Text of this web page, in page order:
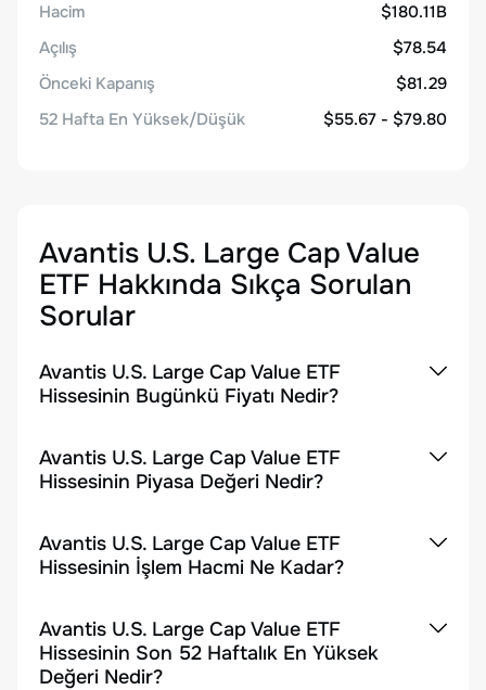
Hacim
$180.11B
Açılış
$78.54
Önceki Kapanış
$81.29
52 Hafta En Yüksek/Düşük
$55.67 - $79.80
Avantis U.S. Large Cap Value
ETF Hakkında Sıkça Sorulan
Sorular
Avantis U.S. Large Cap Value ETF
Hissesinin Bugünkü Fiyatı Nedir?
Avantis U.S. Large Cap Value ETF
Hissesinin Piyasa Değeri Nedir?
Avantis U.S. Large Cap Value ETF
Hissesinin İşlem Hacmi Ne Kadar?
Avantis U.S. Large Cap Value ETF
Hissesinin Son 52 Haftalık En Yüksek
Değeri Nedir?